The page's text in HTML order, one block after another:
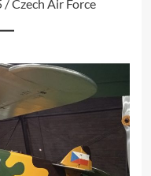
Czech Air Force